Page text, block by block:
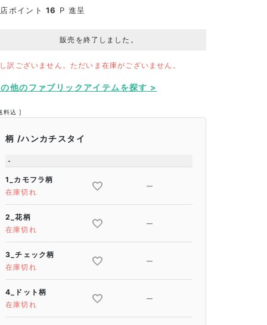
ポイント 16 P 進呈
販売を終了しました。
訳ございません。ただいま在庫がございません。
他のファブリックアイテムを探す >
料込
柄 ハンカチスタイ
-
1_カモフラ柄
在庫切れ
—
2_花柄
在庫切れ
—
3_チェック柄
在庫切れ
—
4_ドット柄
在庫切れ
—